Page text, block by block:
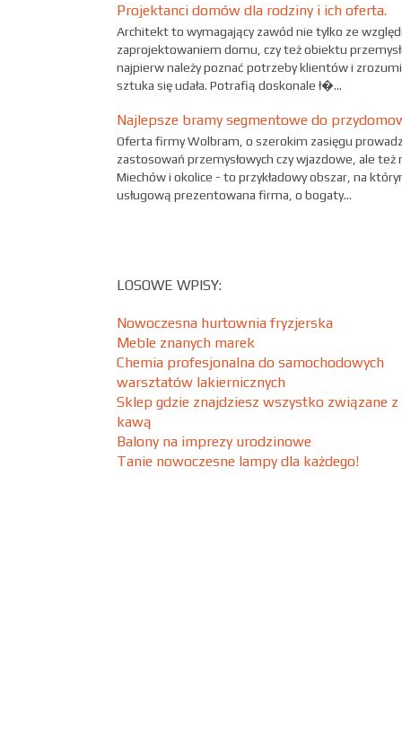
Projektanci domów dla rodziny i ich oferta.
Architekt to wymagający zawód nie tylko ze
zaprojektowaniem domu, czy też obiektu
najpierw należy poznać potrzeby klientów i
sztuka się udała. Potrafią doskonale ł�...
Najlepsze bramy segmentowe do
Oferta firmy Wolbram, o szerokim zasięgu
zastosowań przemysłowych czy wjazdowe, ale
Miechów i okolice - to przykładowy obszar, na
usługową prezentowana firma, o bogaty...
LOSOWE WPISY:
Nowoczesna hurtownia fryzjerska
Meble znanych marek
Chemia profesjonalna do samochodowych
warsztatów lakiernicznych
Sklep gdzie znajdziesz wszystko związane z
kawą
Balony na imprezy urodzinowe
Tanie nowoczesne lampy dla każdego!